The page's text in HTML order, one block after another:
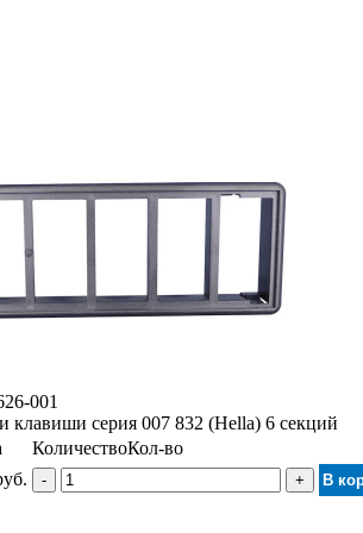
001
клавиши серия 007 832 (Hella) 6 секций
КоличествоКол-во
- + В